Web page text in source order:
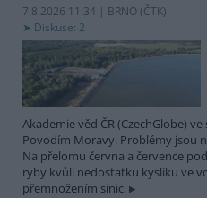
7.8.2026 11:34 | BRNO (ČTK)
Diskuse: 2
Akademie věd ČR (CzechGlobe)
Povodím Moravy. Problémy jsou
Na přelomu června a července
ryby kvůli nedostatku kyslíku ve
přemnožením sinic.